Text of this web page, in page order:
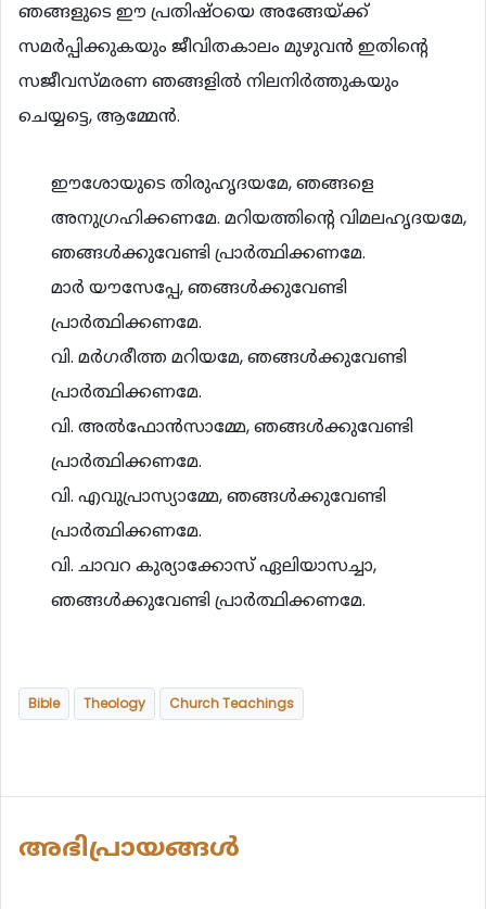
ഞങ്ങളുടെ ഈ പ്രതിഷ്ഠയെ അങ്ങേയ്ക്ക്
സമർപ്പിക്കുകയും ജീവിതകാലം മുഴുവൻ ഇതിന്റെ
സജീവസ്മരണ ഞങ്ങളിൽ നിലനിർത്തുകയും
ചെയ്യട്ടെ, ആമ്മേൻ.
ഈശോയുടെ തിരുഹൃദയമേ, ഞങ്ങളെ
അനുഗ്രഹിക്കണമേ. മറിയത്തിന്റെ വിമലഹൃദയമേ,
ഞങ്ങൾക്കുവേണ്ടി പ്രാർത്ഥിക്കണമേ.
മാർ യൗസേപ്പേ, ഞങ്ങൾക്കുവേണ്ടി
പ്രാർത്ഥിക്കണമേ.
വി. മർഗരീത്ത മറിയമേ, ഞങ്ങൾക്കുവേണ്ടി
പ്രാർത്ഥിക്കണമേ.
വി. അൽഫോൻസാമ്മേ, ഞങ്ങൾക്കുവേണ്ടി
പ്രാർത്ഥിക്കണമേ.
വി. എവുപ്രാസ്യാമ്മേ, ഞങ്ങൾക്കുവേണ്ടി
പ്രാർത്ഥിക്കണമേ.
വി. ചാവറ കുര്യാക്കോസ് ഏലിയാസച്ചാ,
ഞങ്ങൾക്കുവേണ്ടി പ്രാർത്ഥിക്കണമേ.
Bible Theology Church Teachings
അഭിപ്രായങ്ങൾ